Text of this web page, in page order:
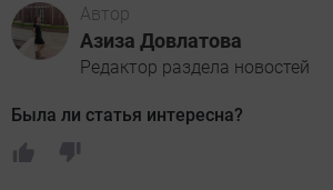
Автор
Азиза Довлатова
Редактор раздела новостей
Была ли статья интересна?